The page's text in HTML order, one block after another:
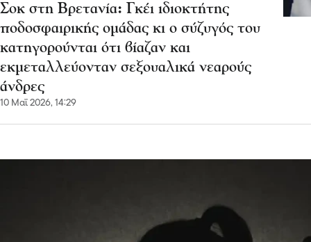
Σοκ στη Βρετανία: Γκέι ιδιοκτήτης
ποδοσφαιρικής ομάδας κι ο σύζυγός του
κατηγορούνται ότι βίαζαν και
εκμεταλλεύονταν σεξουαλικά νεαρούς
άνδρες
10 Μαΐ 2026, 14:29